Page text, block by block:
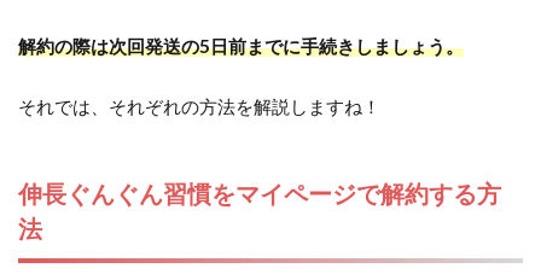
解約の際は次回発送の5日前までに手続きしましょう。
それでは、それぞれの方法を解説しますね！
伸長ぐんぐん習慣をマイページで解約する方
法